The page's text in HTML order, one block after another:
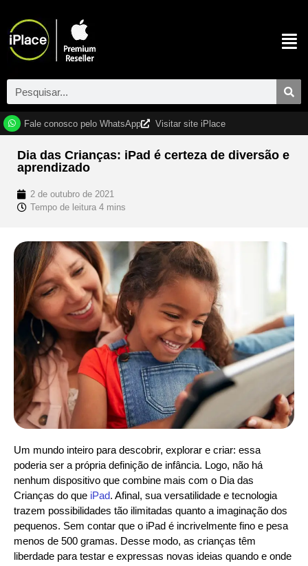
Fale conosco pelo WhatsApp Visitar site iPlace
Dia das Crianças: iPad é certeza de diversão e
aprendizado
2 de outubro de 2021
Um mundo inteiro para descobrir, explorar e criar: essa
poderia ser a própria definição de infância. Logo, não há
nenhum dispositivo que combine mais com o Dia das
Crianças do que iPad. Afinal, sua versatilidade e tecnologia
trazem possibilidades tão ilimitadas quanto a imaginação dos
pequenos. Sem contar que o iPad é incrivelmente fino e pesa
menos de 500 gramas. Desse modo, as crianças têm
liberdade para testar e expressas novas ideias quando e onde